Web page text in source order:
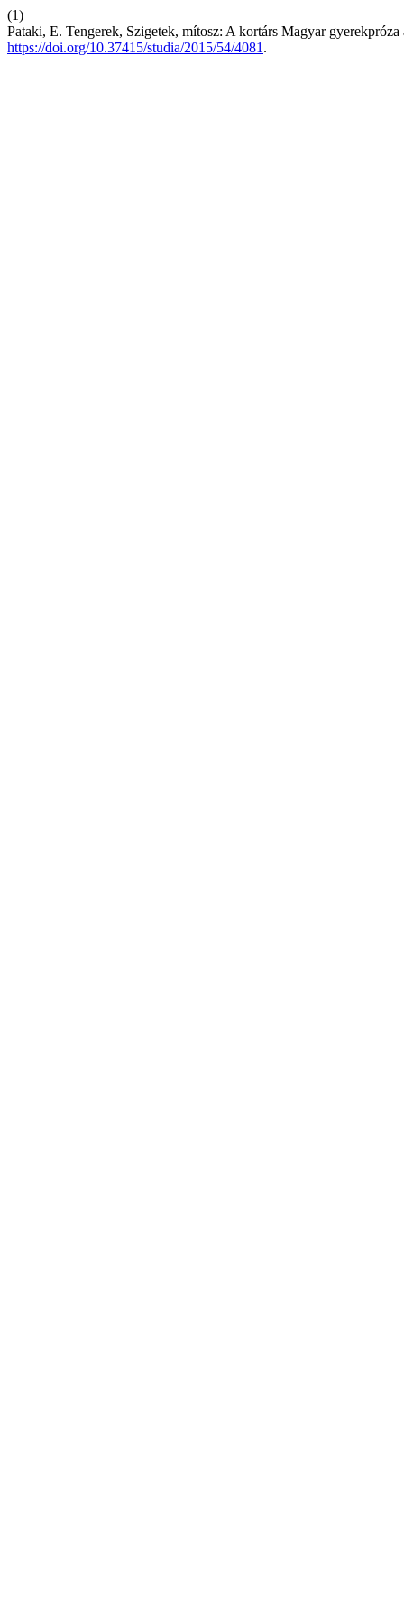
(1)
Pataki, E. Tengerek, Szigetek, mítosz: A kortárs Magyar
https://doi.org/10.37415/studia/2015/54/4081 .